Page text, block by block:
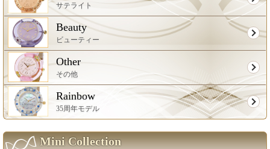
サテライト
Beauty
ビューティー
Other
その他
Rainbow
35周年モデル
Mini Collection